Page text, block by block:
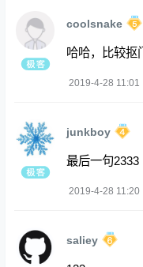
coolsnake
哈哈，比较抠门
2019-4-28 11:01
junkboy
最后一句2333
2019-4-28 11:20
saliey